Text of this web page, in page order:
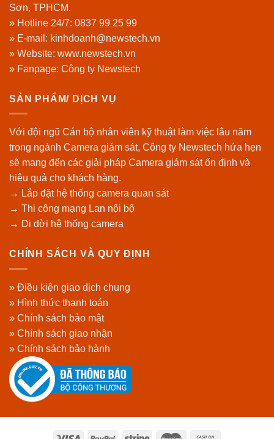
Sơn, TPHCM.
» Hotline 24/7: 0837 99 25 99
» E-mail: kinhdoanh@newstech.vn
» Website: www.newstech.vn
» Fanpage: Công ty Newstech
SẢN PHẨM/ DỊCH VỤ
Với đội ngũ Cán bộ nhân viên kỹ thuật làm việc lâu năm
trong ngành Camera giám sát, Công ty Newstech hứa hẹn
sẽ mang đến các giải pháp Camera giám sát ổn định và
hiệu quả cho khách hàng.
→ Lắp đặt hệ thống camera quan sát
→ Thi công mạng Lan nội bộ
→ Di dời hệ thống camera
CHÍNH SÁCH VÀ QUY ĐỊNH
» Điều kiện giao dịch chung
» Hình thức thanh toán
» Chính sách bảo mật
» Chính sách giao nhận
» Chính sách bảo hành